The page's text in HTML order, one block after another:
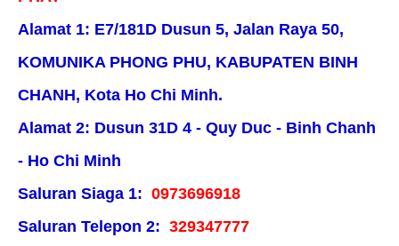
Alamat 1: E7/181D Dusun 5, Jalan Raya 50,
KOMUNIKA PHONG PHU, KABUPATEN BINH
CHANH, Kota Ho Chi Minh.
Alamat 2: Dusun 31D 4 - Quy Duc - Binh Chanh
- Ho Chi Minh
Saluran Siaga 1: 0973696918
Saluran Telepon 2: 329347777